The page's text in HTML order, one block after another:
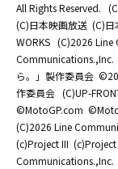
All Rights Reserved.
(C)日本映画放送 (C)日
WORKS (C)2026 Line
Communications.,Inc.
ら。」製作委員会
作委員会 (C)UP-
©MotoGP.com
(C)2026 Line
(c)Project III (c)Project
Communications.,Inc.